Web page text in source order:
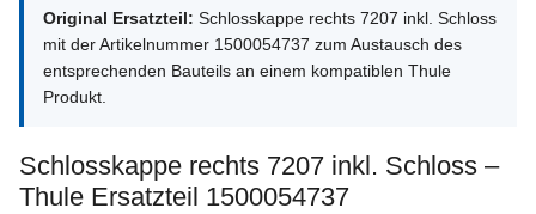
Original Ersatzteil: Schlosskappe rechts 7207 inkl. Schloss
mit der Artikelnummer 1500054737 zum Austausch des
entsprechenden Bauteils an einem kompatiblen Thule
Produkt.
Schlosskappe rechts 7207 inkl. Schloss –
Thule Ersatzteil 1500054737